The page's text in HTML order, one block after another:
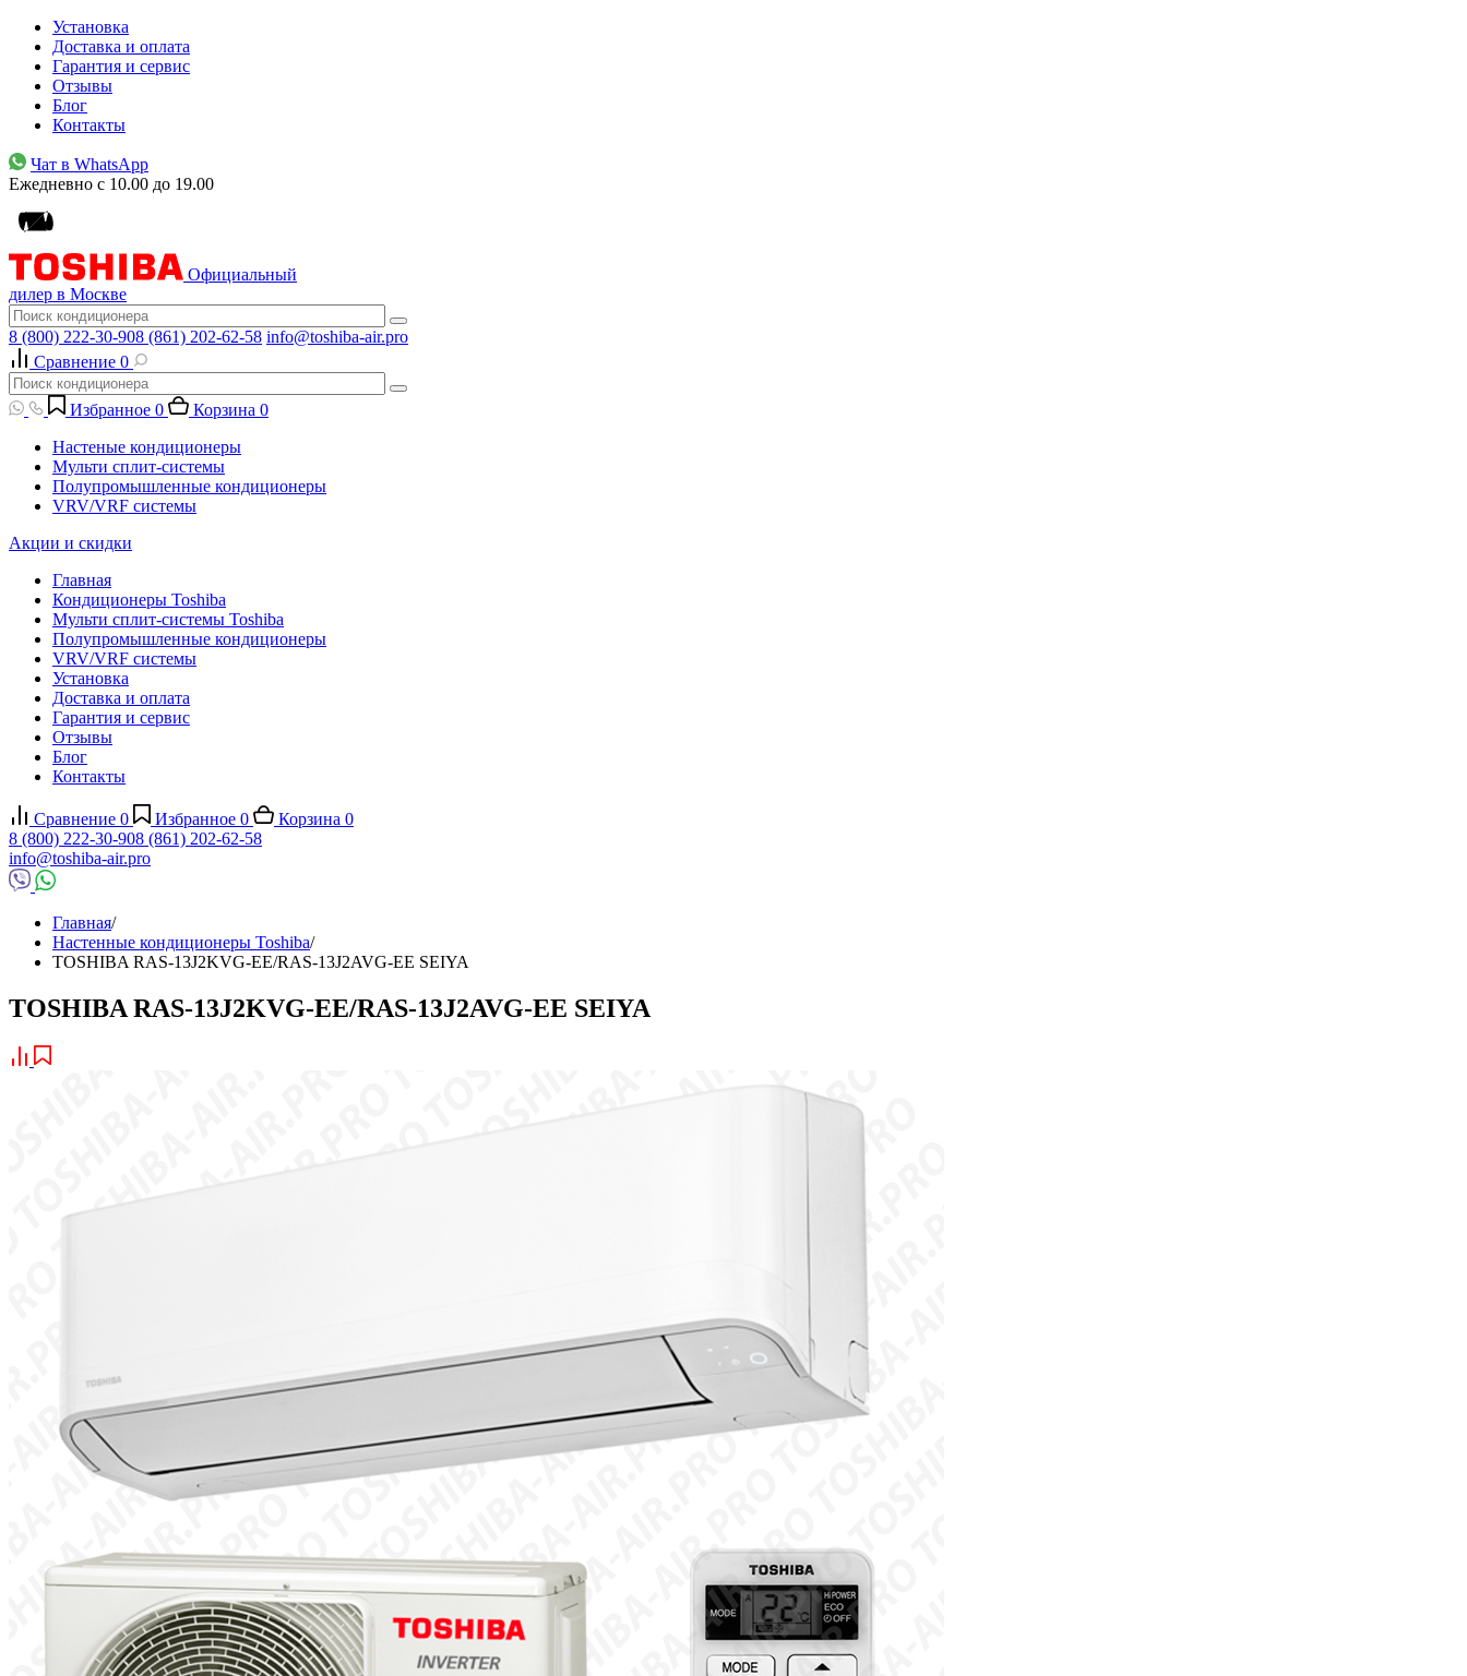
Установка
Доставка и оплата
Гарантия и сервис
Отзывы
Блог
Контакты
Чат в WhatsApp
Ежедневно с 10.00 до 19.00
Официальный
дилер в Москве
8 (800) 222-30-908 (861) 202-62-58 info@toshiba-air.pro
Сравнение 0
Избранное 0 Корзина 0
Настеные кондиционеры
Мульти сплит-системы
Полупромышленные кондиционеры
VRV/VRF системы
Акции и скидки
Главная
Кондиционеры Toshiba
Мульти сплит-системы Toshiba
Полупромышленные кондиционеры
VRV/VRF системы
Установка
Доставка и оплата
Гарантия и сервис
Отзывы
Блог
Контакты
Сравнение 0 Избранное 0 Корзина 0
8 (800) 222-30-908 (861) 202-62-58
info@toshiba-air.pro
Главная/
Настенные кондиционеры Toshiba/
TOSHIBA RAS-13J2KVG-EE/RAS-13J2AVG-EE SEIYA
TOSHIBA RAS-13J2KVG-EE/RAS-13J2AVG-EE SEIYA